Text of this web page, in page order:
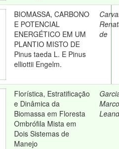
BIOMASSA, CARBONO
E POTENCIAL
ENERGÉTICO EM UM
PLANTIO MISTO DE
Pinus taeda L. E Pinus
elliottii Engelm.
de
Florística, Estratificação
e Dinâmica da
Biomassa em Floresta
Ombrófila Mista em
Dois Sistemas de
Manejo